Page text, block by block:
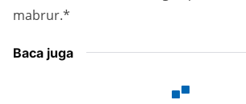
mabrur.*
Baca juga